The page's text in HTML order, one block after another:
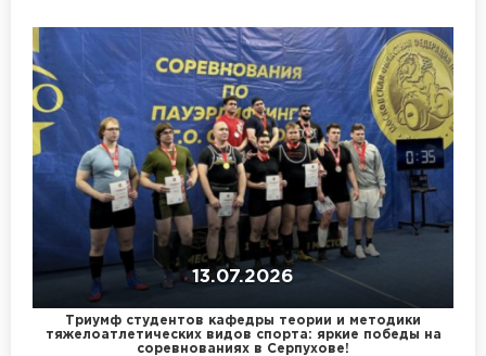
13.07.2026
Триумф студентов кафедры теории и методики
тяжелоатлетических видов спорта: яркие победы на
соревнованиях в Серпухове!